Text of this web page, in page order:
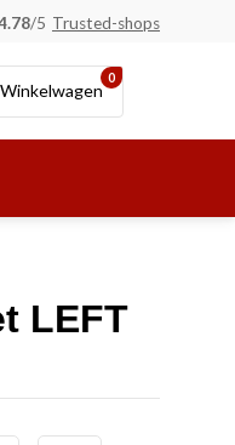
pakketshop mogelijk!
/5 Trusted-shops
0
Winkelwagen
LEFT